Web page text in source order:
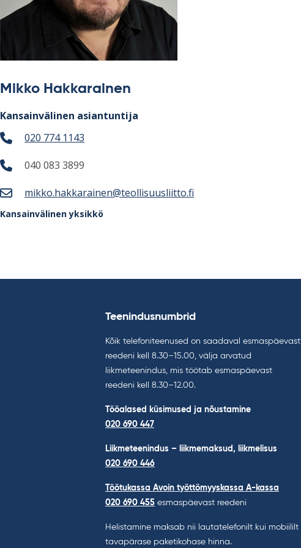
Mikko Hakkarainen
Kansainvälinen asiantuntija
020 774 1143
040 083 3899
mikko.hakkarainen@teollisuusliitto.fi
Kansainvälinen yksikkö
Teenindusnumbrid
Kõik telefoniteenused on saadaval esmaspäevast
reedeni kell 8.30–15.00, välja arvatud
liikmeteenindus, mis töötab esmaspäevast
reedeni kell 8.30–12.00.
Tööalased küsimused ja nõustamine
020 690 447
Liikmeteenindus – liikmemaksud, liikmelisus
020 690 446
Töötukassa Avoin työttömyyskassa A-kassa
020 690 455 esmaspäevast reedeni
Helistamine maksab nii lautatelefonilt kui mobiililt
tavapärase paketikohase hinna.